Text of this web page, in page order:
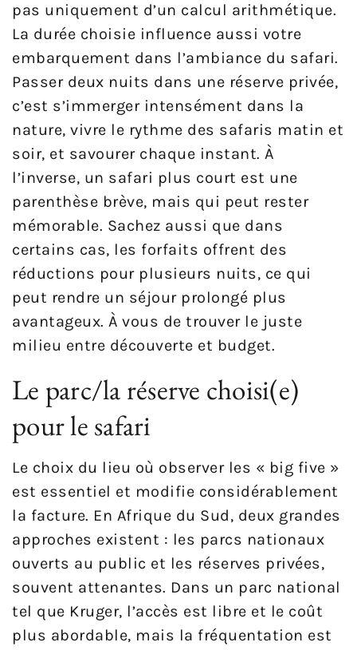
pas uniquement d’un calcul arithmétique.
La durée choisie influence aussi votre
embarquement dans l’ambiance du safari.
Passer deux nuits dans une réserve privée,
c’est s’immerger intensément dans la
nature, vivre le rythme des safaris matin et
soir, et savourer chaque instant. À
l’inverse, un safari plus court est une
parenthèse brève, mais qui peut rester
mémorable. Sachez aussi que dans
certains cas, les forfaits offrent des
réductions pour plusieurs nuits, ce qui
peut rendre un séjour prolongé plus
avantageux. À vous de trouver le juste
milieu entre découverte et budget.
Le parc/la réserve choisi(e)
pour le safari
Le choix du lieu où observer les « big five »
est essentiel et modifie considérablement
la facture. En Afrique du Sud, deux grandes
approches existent : les parcs nationaux
ouverts au public et les réserves privées,
souvent attenantes. Dans un parc national
tel que Kruger, l’accès est libre et le coût
plus abordable, mais la fréquentation est